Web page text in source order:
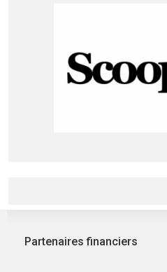
Partenaires financiers